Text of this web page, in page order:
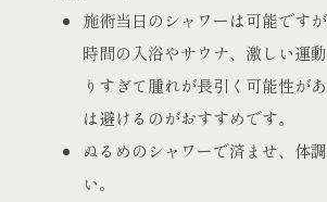
施術当日のシャワーは可能です
時間の入浴やサウナ、激しい運
りすぎて腫れが長引く可能性が
は避けるのがおすすめです。
ぬるめのシャワーで済ませ、体
い。